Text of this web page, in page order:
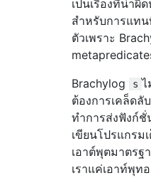
เป็นเรื่องที่น่าผิ
สำหรับการแท
ตัวเพราะ
Brachylog
s ไ
ต้องการเคล็ดลั
ทำการส่งฟังก์ชั่
เขียนโปรแกรม
เอาต์พุตมาตรฐ
เราแค่เอาท์พุท